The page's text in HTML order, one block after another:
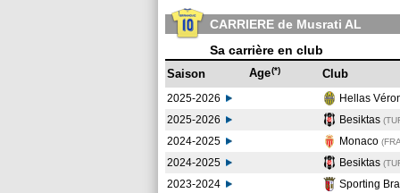
CARRIERE de Musrati AL
Sa carrière en club
Saison Age(*) Club
2025-2026 Hellas
2025-2026
Besiktas
2024-2025
Monaco (FRA
2024-2025
Besiktas
2023-2024
Sporting